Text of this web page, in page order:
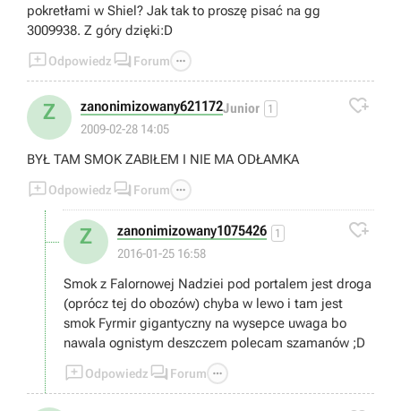
pokretłami w Shiel? Jak tak to proszę pisać na gg
3009938. Z góry dzięki:D
Odpowiedz  Forum 
Z zanonimizowany621172Junior 1
2009-02-28 14:05

BYŁ TAM SMOK ZABIŁEM I NIE MA ODŁAMKA
Odpowiedz  Forum 
Z zanonimizowany1075426 1
2016-01-25 16:58

Smok z Falornowej Nadziei pod portalem jest droga
(oprócz tej do obozów) chyba w lewo i tam jest
smok Fyrmir gigantyczny na wysepce uwaga bo
nawala ognistym deszczem polecam szamanów ;D
Odpowiedz  Forum 